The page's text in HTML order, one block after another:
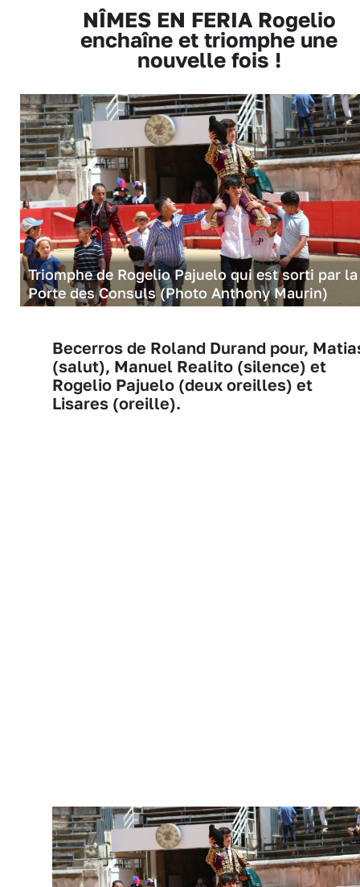
NÎMES EN FERIA Rogelio
enchaîne et triomphe une
nouvelle fois !
Triomphe de Rogelio Pajuelo qui est sorti par la
Porte des Consuls (Photo Anthony Maurin)
Becerros de Roland Durand pour,
(salut), Manuel Realito (silence) et
Rogelio Pajuelo (deux oreilles) et
Lisares (oreille).